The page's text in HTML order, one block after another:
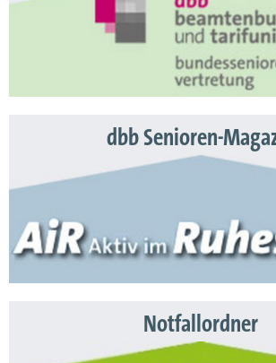
dbb Senioren-
Notfallordner